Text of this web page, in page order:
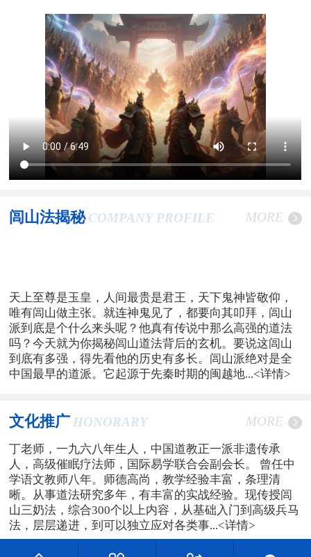
闾山法揭秘 COMPANY PROFILE MORE
天上至尊是玉皇，人间最贵是君王，天下鬼神皆敬仰，
唯有闾山做主张。就连神鬼见了，都要向其叩拜，闾山
派到底是个什么来头呢？他真有传说中那么高强的道法
吗？今天就为你揭秘闾山道法背后的玄机。要说这闾山
到底有多强，得先看他的历史有多长。闾山派绝对是全
中国最早的道派。它起源于先秦时期的闽越地...<详情>
文化推广 HONORARY MORE
丁老师，一九六八年生人，中国道教正一派非遗传承
人，高级催眠疗法师，国际易学联合会副会长。 曾任中
学语文教师八年。师德高尚，教学经验丰富，条理清
晰。从事道法研究多年，有丰富的实战经验。现传授闾
山三奶法，综合300个以上内容，从基础入门到高级兵马
法，层层递进，到可以独立应对各类事...<详情>